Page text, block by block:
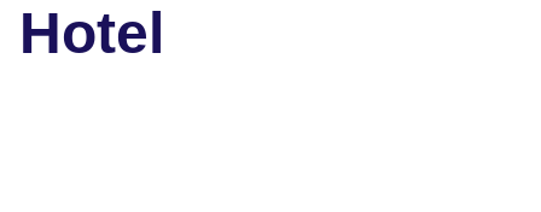
Hotel